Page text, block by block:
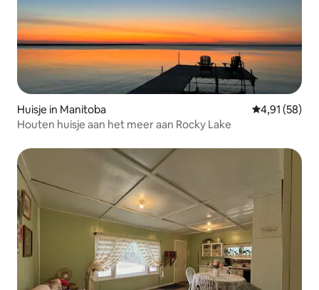
Huisje in Manitoba Gemiddelde
4,91 (58)
Houten huisje aan het meer aan Rocky Lake